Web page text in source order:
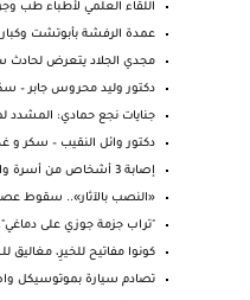
اللقاء العلمي لأطباء طب
عمدة الرفشة بأبوتشت
مجدي الجلاد يتعرض لحادث
دكتور وليد محروس جابر –
جنايات نجع حمادي: المشدد
دكتور وائل النقيب – سكر و
إصابة 3 أشخاص من أسرة واحدة في حريق شقة سكنية بالإ...
«النصب بالآثار».. سقوط
‏"تراب جزمة جوزي على
كونوا مفاتيح للخيرِ،
تصادم سيارة بموتوسيكل واصابة 3 اشخاص